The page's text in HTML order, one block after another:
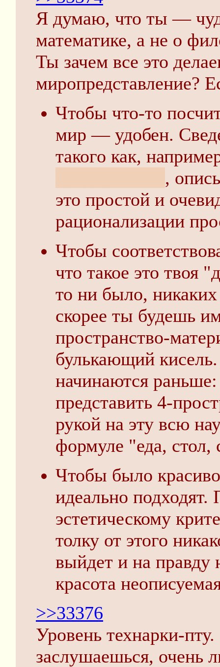
Я думаю, что ты —
математике, а не о
Ты зачем все это
миропредставление?
Чтобы что-то
мир — удобен.
такого как,
,
это простой и
рационализации
Чтобы
что такое это твоя
то ни было, никаких
скорее ты будешь
пространство-
булькающий
начинаются
представить 4-
рукой на эту всю
формуле "еда, стол,
Чтобы было
идеально подходят.
эстетическому
толку от этого
выйдет и на правду
красота
>>33376
Уровень технарки-
заслушаешься, очень